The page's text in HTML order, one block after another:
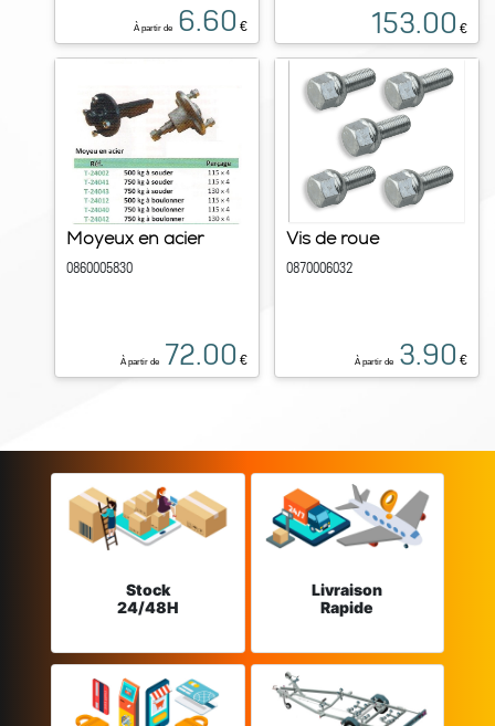
À partir de 6.60 € 153.00 €
Moyeux en acier
0860005830
À partir de 72.00 €
Vis de roue
0870006032
À partir de 3.90 €
Stock
24/48H
Livraison
Rapide